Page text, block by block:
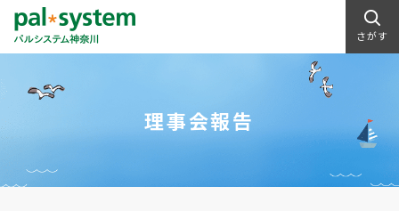
さがす
理事会報告